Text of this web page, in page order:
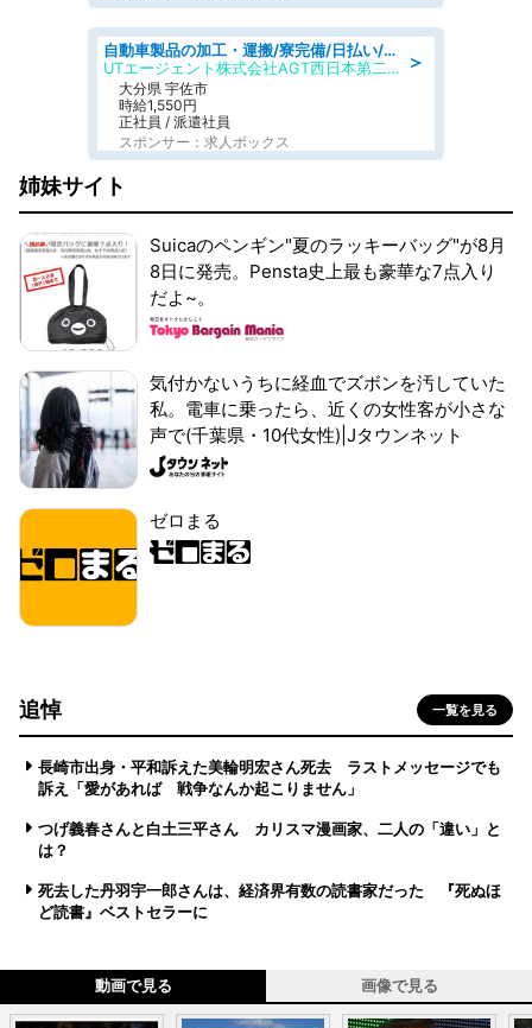
＞
自動車製品の加工・運搬/寮完備/日払い/工場・製造
UTエージェント株式会社AGT西日本第二CU
大分県 宇佐市
時給1,550円
正社員 / 派遣社員
スポンサー：求人ボックス
姉妹サイト
Suicaのペンギン"夏のラッキーバッグ"が8月
8日に発売。Pensta史上最も豪華な7点入り
だよ~。
気付かないうちに経血でズボンを汚していた
私。電車に乗ったら、近くの女性客が小さな
声で(千葉県・10代女性)|Jタウンネット
ゼロまる
追悼 一覧を見る
長崎市出身・平和訴えた美輪明宏さん死去 ラストメッセージでも
訴え「愛があれば 戦争なんか起こりません」
つげ義春さんと白土三平さん カリスマ漫画家、二人の「違い」と
は？
死去した丹羽宇一郎さんは、経済界有数の読書家だった 『死ぬほ
ど読書』ベストセラーに
動画で見る 画像で見る